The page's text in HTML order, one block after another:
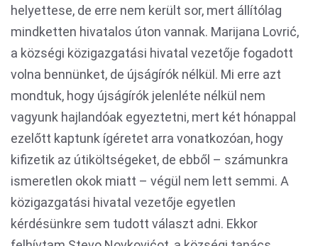
helyettese, de erre nem került sor, mert állítólag
mindketten hivatalos úton vannak. Marijana Lovrić,
a községi közigazgatási hivatal vezetője fogadott
volna bennünket, de újságírók nélkül. Mi erre azt
mondtuk, hogy újságírók jelenléte nélkül nem
vagyunk hajlandóak egyeztetni, mert két hónappal
ezelőtt kaptunk ígéretet arra vonatkozóan, hogy
kifizetik az útiköltségeket, de ebből – számunkra
ismeretlen okok miatt – végül nem lett semmi. A
közigazgatási hivatal vezetője egyetlen
kérdésünkre sem tudott választ adni. Ekkor